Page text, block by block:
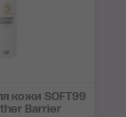
кожи SOFT99
Barrier